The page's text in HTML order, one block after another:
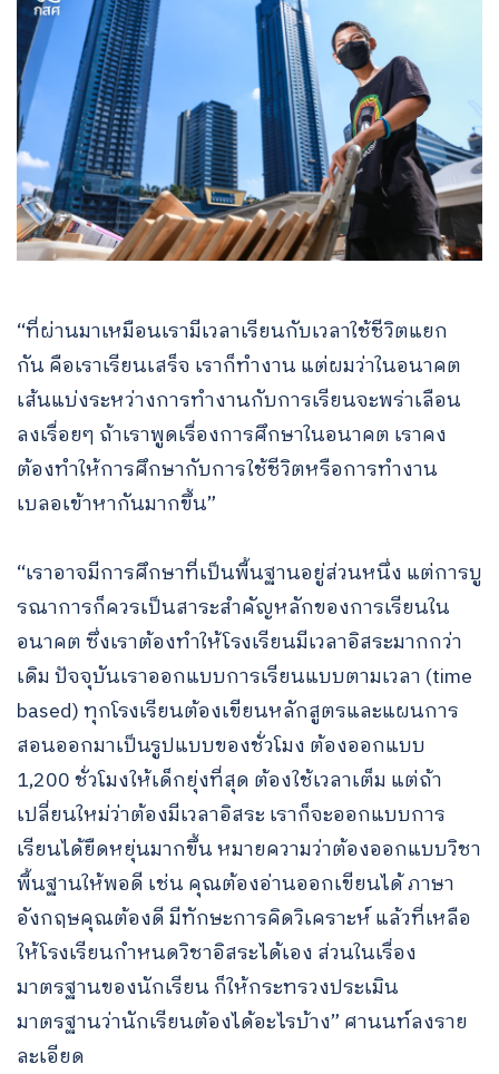
“ที่ผ่านมาเหมือนเรามีเวลาเรียนกับเวลาใช้ชีวิตแยก
กัน คือเราเรียนเสร็จ เราก็ทำงาน แต่ผมว่าในอนาคต
เส้นแบ่งระหว่างการทำงานกับการเรียนจะพร่าเลือน
ลงเรื่อยๆ ถ้าเราพูดเรื่องการศึกษาในอนาคต เราคง
ต้องทำให้การศึกษากับการใช้ชีวิตหรือการทำงาน
เบลอเข้าหากันมากขึ้น”
“เราอาจมีการศึกษาที่เป็นพื้นฐานอยู่ส่วนหนึ่ง แต่การบู
รณาการก็ควรเป็นสาระสำคัญหลักของการเรียนใน
อนาคต ซึ่งเราต้องทำให้โรงเรียนมีเวลาอิสระมากกว่า
เดิม ปัจจุบันเราออกแบบการเรียนแบบตามเวลา (time
based) ทุกโรงเรียนต้องเขียนหลักสูตรและแผนการ
สอนออกมาเป็นรูปแบบของชั่วโมง ต้องออกแบบ
1,200 ชั่วโมงให้เด็กยุ่งที่สุด ต้องใช้เวลาเต็ม แต่ถ้า
เปลี่ยนใหม่ว่าต้องมีเวลาอิสระ เราก็จะออกแบบการ
เรียนได้ยืดหยุ่นมากขึ้น หมายความว่าต้องออกแบบวิชา
พื้นฐานให้พอดี เช่น คุณต้องอ่านออกเขียนได้ ภาษา
อังกฤษคุณต้องดี มีทักษะการคิดวิเคราะห์ แล้วที่เหลือ
ให้โรงเรียนกำหนดวิชาอิสระได้เอง ส่วนในเรื่อง
มาตรฐานของนักเรียน ก็ให้กระทรวงประเมิน
มาตรฐานว่านักเรียนต้องได้อะไรบ้าง” ศานนท์ลงราย
ละเอียด